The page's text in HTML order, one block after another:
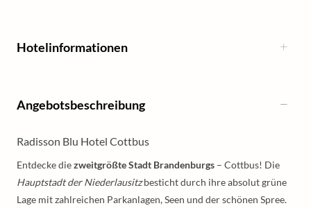
Hotelinformationen
Angebotsbeschreibung
Radisson Blu Hotel Cottbus
Entdecke diezweitgrößte Stadt Brandenburgs – Cottbus! Die
Hauptstadt der Niederlausitzbesticht durch ihre absolut grüne
Lage mit zahlreichen Parkanlagen, Seen und der schönen Spree.